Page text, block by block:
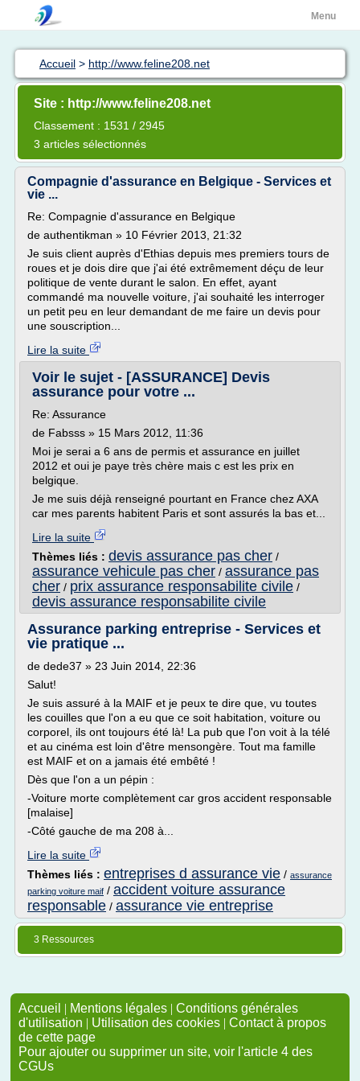
Menu
Accueil > http://www.feline208.net
Site : http://www.feline208.net
Classement : 1531 / 2945
3 articles sélectionnés
Compagnie d'assurance en Belgique - Services et
vie ...
Re: Compagnie d'assurance en Belgique
de authentikman » 10 Février 2013, 21:32
Je suis client auprès d'Ethias depuis mes premiers tours de
roues et je dois dire que j'ai été extrêmement déçu de leur
politique de vente durant le salon. En effet, ayant
commandé ma nouvelle voiture, j'ai souhaité les interroger
un petit peu en leur demandant de me faire un devis pour
une souscription...
Lire la suite
Voir le sujet - [ASSURANCE] Devis
assurance pour votre ...
Re: Assurance
de Fabsss » 15 Mars 2012, 11:36
Moi je serai a 6 ans de permis et assurance en juillet
2012 et oui je paye très chère mais c est les prix en
belgique.
Je me suis déjà renseigné pourtant en France chez AXA
car mes parents habitent Paris et sont assurés la bas et...
Lire la suite
Thèmes liés : devis assurance pas cher /
assurance vehicule pas cher / assurance pas
cher / prix assurance responsabilite civile /
devis assurance responsabilite civile
Assurance parking entreprise - Services et
vie pratique ...
de dede37 » 23 Juin 2014, 22:36
Salut!
Je suis assuré à la MAIF et je peux te dire que, vu toutes
les couilles que l'on a eu que ce soit habitation, voiture ou
corporel, ils ont toujours été là! La pub que l'on voit à la télé
et au cinéma est loin d'être mensongère. Tout ma famille
est MAIF et on a jamais été embêté !
Dès que l'on a un pépin :
-Voiture morte complètement car gros accident responsable
[malaise]
-Côté gauche de ma 208 à...
Lire la suite
Thèmes liés : entreprises d assurance vie / assurance
parking voiture maif / accident voiture assurance
responsable / assurance vie entreprise
3 Ressources
Accueil | Mentions légales | Conditions générales
d'utilisation | Utilisation des cookies | Contact à propos
de cette page
Pour ajouter ou supprimer un site, voir l'article 4 des
CGUs